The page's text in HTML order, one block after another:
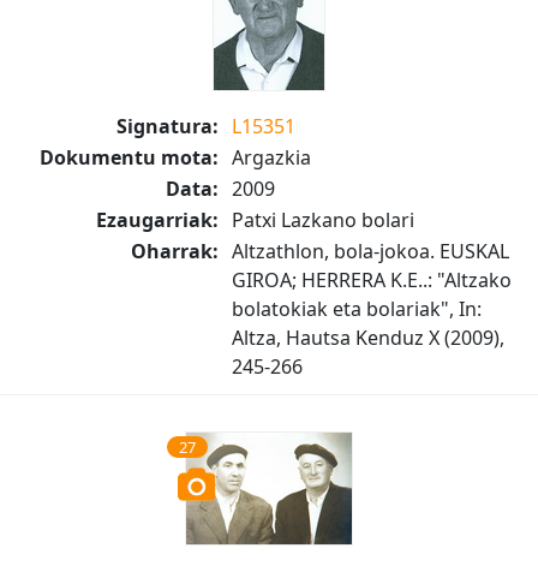
Signatura: L15351
Dokumentu mota: Argazkia
Data: 2009
Ezaugarriak: Patxi Lazkano bolari
Oharrak: Altzathlon, bola-jokoa. EUSKAL
GIROA; HERRERA K.E..: "Altzako
bolatokiak eta bolariak", In:
Altza, Hautsa Kenduz X (2009),
245-266
27